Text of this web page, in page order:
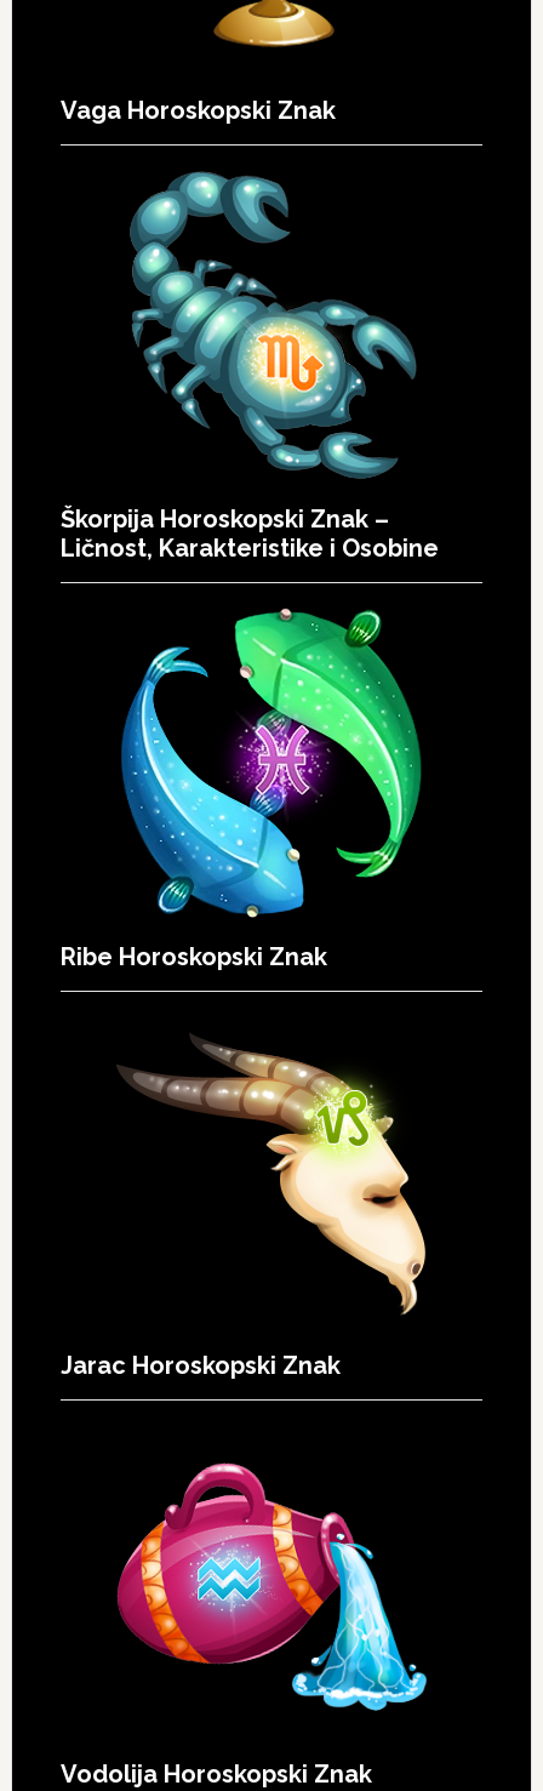
Vaga Horoskopski Znak
Škorpija Horoskopski Znak –
Ličnost, Karakteristike i Osobine
Ribe Horoskopski Znak
Jarac Horoskopski Znak
Vodolija Horoskopski Znak